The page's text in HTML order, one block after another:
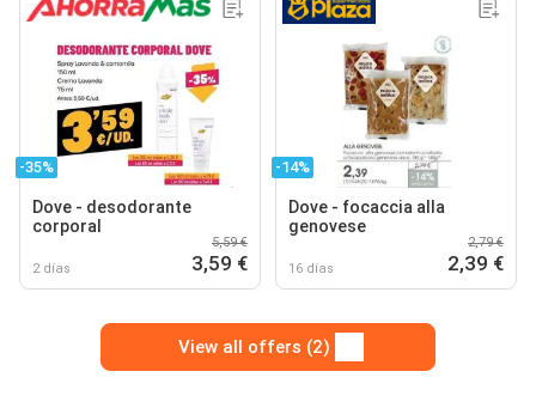
-35%
Dove - desodorante
corporal
2 días
5,59 €
3,59 €
-14%
Dove - focaccia alla
genovese
16 días
2,79 €
2,39 €
View all offers (2)